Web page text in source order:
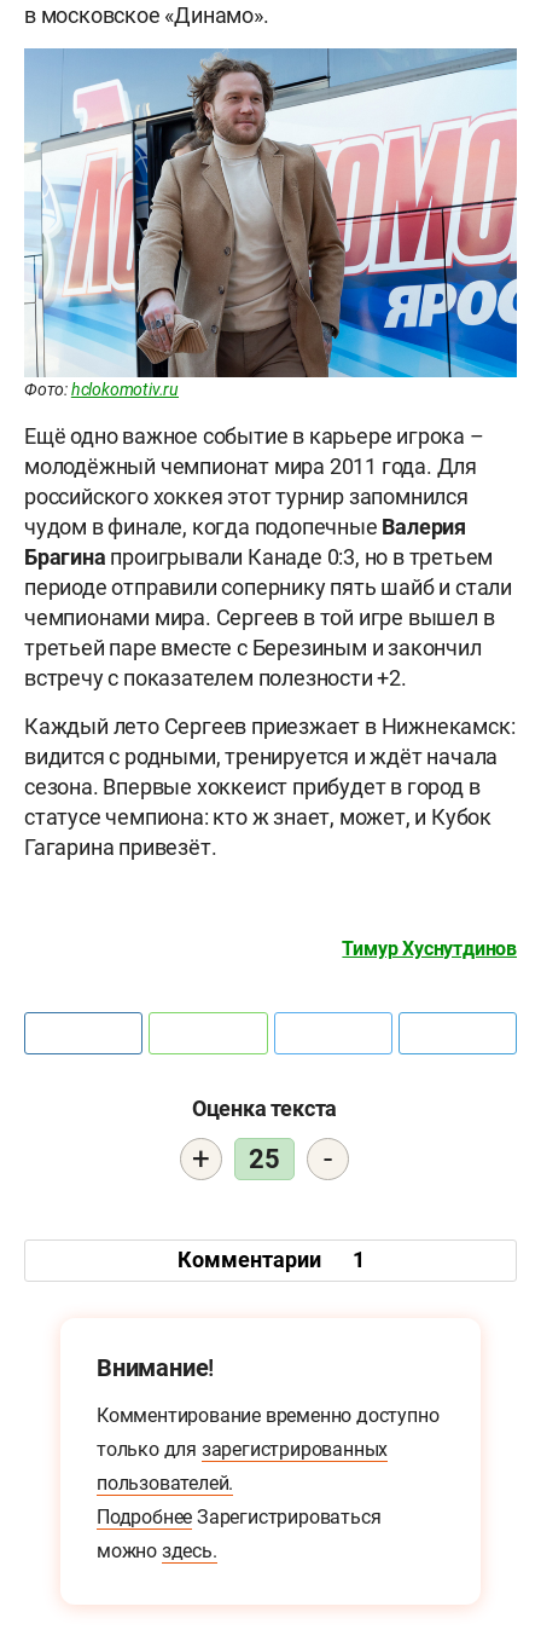
в московское «Динамо».
Фото:hclokomotiv.ru
Ещё одно важное событие в карьере игрока –
молодёжный чемпионат мира 2011 года. Для
российского хоккея этот турнир запомнился
чудом в финале, когда подопечные Валерия
Брагина проигрывали Канаде 0:3, но в третьем
периоде отправили сопернику пять шайб и стали
чемпионами мира. Сергеев в той игре вышел в
третьей паре вместе с Березиным и закончил
встречу с показателем полезности +2.
Каждый лето Сергеев приезжает в Нижнекамск:
видится с родными, тренируется и ждёт начала
сезона. Впервые хоккеист прибудет в город в
статусе чемпиона: кто ж знает, может, и Кубок
Гагарина привезёт.
Тимур Хуснутдинов
Оценка текста
+ 25 -
Комментарии 1
Внимание!
Комментирование временно доступно
только для зарегистрированных
пользователей.
Подробнее Зарегистрироваться
можно здесь.